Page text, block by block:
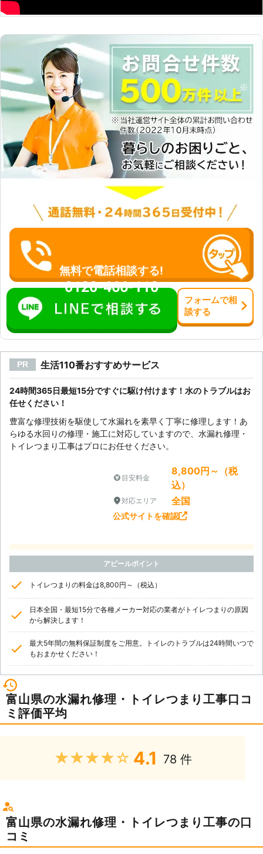
無料で電話相談する!
0120-466-110
フォームで相
談する
PR 生活110番おすすめサービス
24時間365日最短15分ですぐに駆け付けます！水のトラブルはお
任せください！
豊富な修理技術を駆使して水漏れを素早く丁寧に修理します！あ
らゆる水回りの修理・施工に対応していますので、水漏れ修理・
トイレつまり工事はプロにお任せください。
目安料金
8,800円～（税
込）
対応エリア 全国
公式サイトを確認
アピールポイント
トイレつまりの料金は8,800円～（税込）
日本全国・最短15分で各種メーカー対応の業者がトイレつまりの原因
から解決します！
最大5年間の無料保証制度をご用意。トイレのトラブルは24時間いつで
もおまかせください！
富山県の水漏れ修理・トイレつまり工事口コ
ミ評価平均
★★★★★ 4.1 78 件
富山県の水漏れ修理・トイレつまり工事の口
コミ